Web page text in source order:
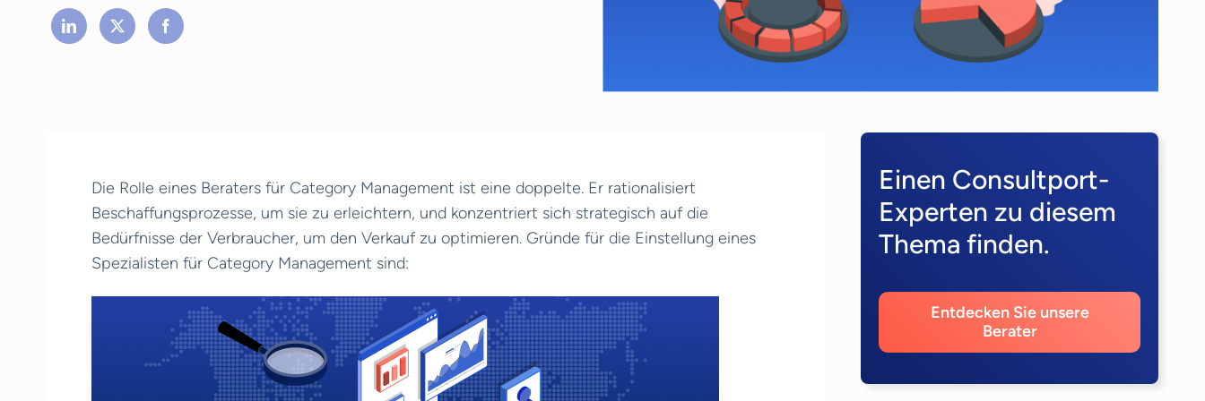
Die Rolle eines Beraters für Category Management ist eine doppelte. Er rationalisiert
Beschaffungsprozesse, um sie zu erleichtern, und konzentriert sich strategisch auf die
Bedürfnisse der Verbraucher, um den Verkauf zu optimieren. Gründe für die Einstellung eines
Spezialisten für Category Management sind:
Einen Consultport-
Experten zu diesem
Thema finden.
Entdecken Sie unsere
Berater